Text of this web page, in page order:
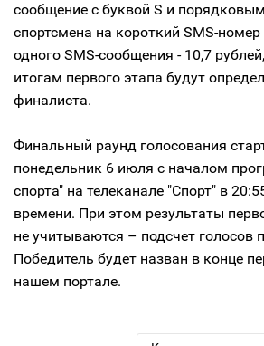
сообщение с буквой S и
спортсмена на короткий SMS-
одного SMS-сообщения - 10,7
итогам первого этапа будут
финалиста.
Финальный раунд голосования
понедельник 6 июля с началом
спорта" на телеканале "Спорт" в
времени. При этом результаты
не учитываются – подсчет голосов
Победитель будет назван в конце
нашем портале.